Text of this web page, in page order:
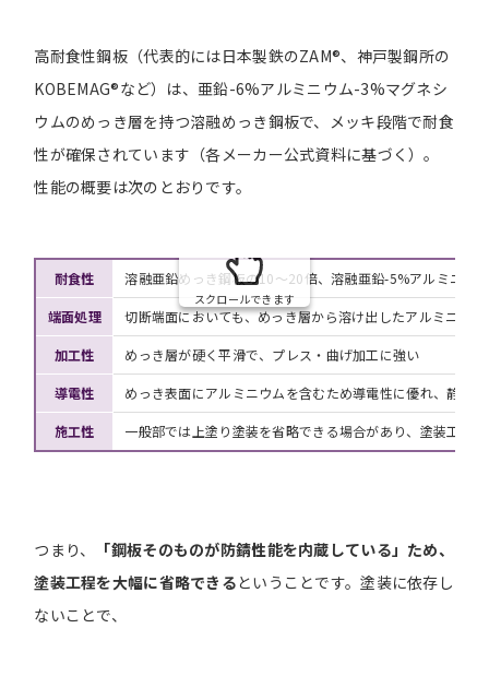
高耐食性鋼板（代表的には日本製鉄のZAM®、神戸製鋼所の
KOBEMAG®など）は、亜鉛-6%アルミニウム-3%マグネシ
ウムのめっき層を持つ溶融めっき鋼板で、メッキ段階で耐食
性が確保されています（各メーカー公式資料に基づく）。
性能の概要は次のとおりです。
耐食性 溶融亜鉛めっき鋼板の10〜20倍、溶融亜鉛-5%アルミニウ
端面処理 切断端面においても、めっき層から溶け出したアルミニウ
加工性 めっき層が硬く平滑で、プレス・曲げ加工に強い
導電性 めっき表面にアルミニウムを含むため導電性に優れ、静電
施工性 一般部では上塗り塗装を省略できる場合があり、塗装工程
スクロールできます
つまり、
「鋼板そのものが防錆性能を内蔵している」ため、
塗装工程を大幅に省略できるということです。塗装に依存し
ないことで、